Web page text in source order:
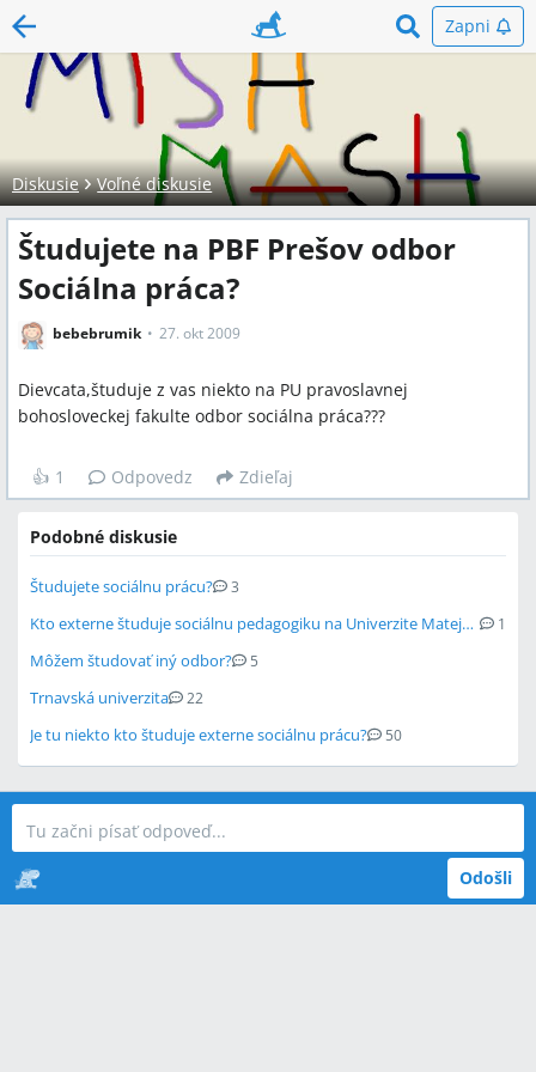
Zapni
Diskusie Voľné diskusie
Študujete na PBF Prešov odbor
Sociálna práca?
bebebrumik 27. okt 2009
Dievcata,študuje z vas niekto na PU pravoslavnej
bohosloveckej fakulte odbor sociálna práca???
👍 1 Odpovedz Zdieľaj
Podobné diskusie
Študujete sociálnu prácu? 3
Kto externe študuje sociálnu pedagogiku na Univerzite Mateja Bella? 1
Môžem študovať iný odbor? 5
Trnavská univerzita 22
Je tu niekto kto študuje externe sociálnu prácu? 50
Odošli